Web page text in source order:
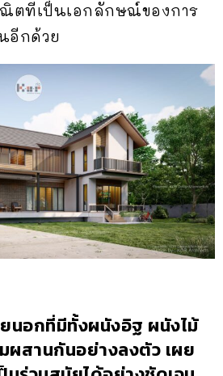
ณิตที่เป็นเอกลักษณ์ของการ
อีกด้วย
นอกที่มีทั้งผนังอิฐ ผนังไม้
ผสานกันอย่างลงตัว เผย